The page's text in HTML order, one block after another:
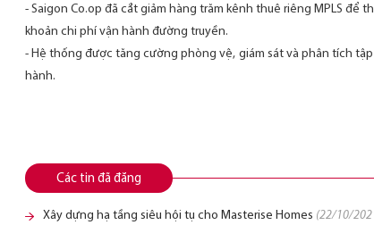
- Saigon Co.op đã cắt giảm hàng trăm kênh thuê riêng MPLS
khoản chi phí vận hành đường truyền.
- Hệ thống được tăng cường phòng vệ, giám sát và phân tích
hành.
Các tin đã đăng
Xây dựng hạ tầng siêu hội tụ cho Masterise Homes (22/10/